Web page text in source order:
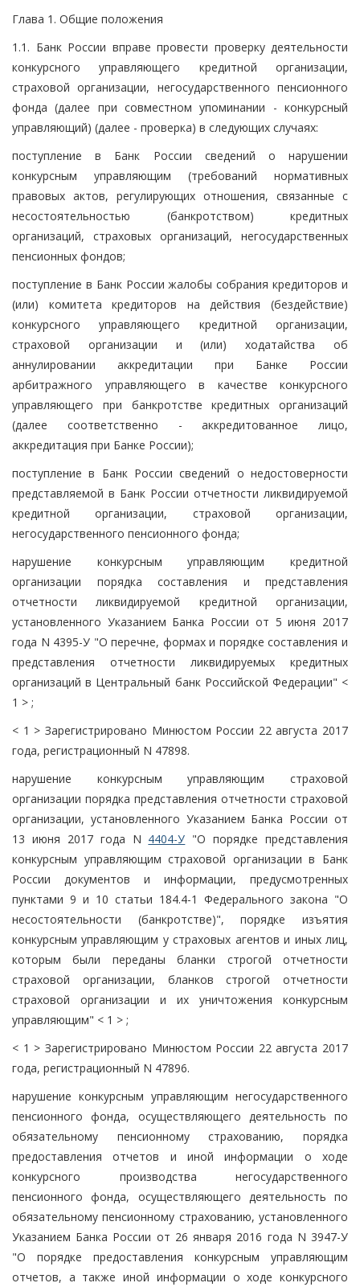
Глава 1. Общие положения
1.1. Банк России вправе провести проверку деятельности
конкурсного управляющего кредитной организации,
страховой организации, негосударственного пенсионного
фонда (далее при совместном упоминании - конкурсный
управляющий) (далее - проверка) в следующих случаях:
поступление в Банк России сведений о нарушении
конкурсным управляющим (требований нормативных
правовых актов, регулирующих отношения, связанные с
несостоятельностью (банкротством) кредитных
организаций, страховых организаций, негосударственных
пенсионных фондов;
поступление в Банк России жалобы собрания кредиторов и
(или) комитета кредиторов на действия (бездействие)
конкурсного управляющего кредитной организации,
страховой организации и (или) ходатайства об
аннулировании аккредитации при Банке России
арбитражного управляющего в качестве конкурсного
управляющего при банкротстве кредитных организаций
(далее соответственно - аккредитованное лицо,
аккредитация при Банке России);
поступление в Банк России сведений о недостоверности
представляемой в Банк России отчетности ликвидируемой
кредитной организации, страховой организации,
негосударственного пенсионного фонда;
нарушение конкурсным управляющим кредитной
организации порядка составления и представления
отчетности ликвидируемой кредитной организации,
установленного Указанием Банка России от 5 июня 2017
года N 4395-У "О перечне, формах и порядке составления и
представления отчетности ликвидируемых кредитных
организаций в Центральный банк Российской Федерации" <
1 > ;
< 1 > Зарегистрировано Минюстом России 22 августа 2017
года, регистрационный N 47898.
нарушение конкурсным управляющим страховой
организации порядка представления отчетности страховой
организации, установленного Указанием Банка России от
13 июня 2017 года N 4404-У "О порядке представления
конкурсным управляющим страховой организации в Банк
России документов и информации, предусмотренных
пунктами 9 и 10 статьи 184.4-1 Федерального закона "О
несостоятельности (банкротстве)", порядке изъятия
конкурсным управляющим у страховых агентов и иных лиц,
которым были переданы бланки строгой отчетности
страховой организации, бланков строгой отчетности
страховой организации и их уничтожения конкурсным
управляющим" < 1 > ;
< 1 > Зарегистрировано Минюстом России 22 августа 2017
года, регистрационный N 47896.
нарушение конкурсным управляющим негосударственного
пенсионного фонда, осуществляющего деятельность по
обязательному пенсионному страхованию, порядка
предоставления отчетов и иной информации о ходе
конкурсного производства негосударственного
пенсионного фонда, осуществляющего деятельность по
обязательному пенсионному страхованию, установленного
Указанием Банка России от 26 января 2016 года N 3947-У
"О порядке предоставления конкурсным управляющим
отчетов, а также иной информации о ходе конкурсного